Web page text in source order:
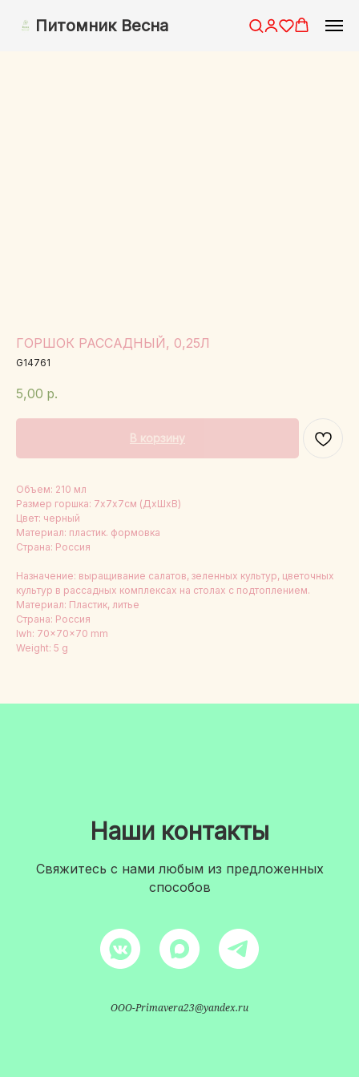
Питомник Весна
ГОРШОК РАССАДНЫЙ, 0,25Л
G14761
5,00 р.
В корзину
Объем: 210 мл
Размер горшка: 7х7х7см (ДхШхВ)
Цвет: черный
Материал: пластик. формовка
Страна: Россия
Назначение: выращивание салатов, зеленных культур, цветочных
культур в рассадных комплексах на столах с подтоплением.
Материал: Пластик, литье
Страна: Россия
lwh: 70x70x70 mm
Weight: 5 g
Наши контакты
Свяжитесь с нами любым из предложенных
способов
OOO-Primavera23@yandex.ru